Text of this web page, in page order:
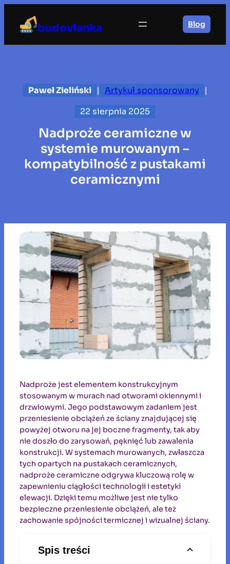
treści
budovlanka Blog
Paweł Zieliński | Artykuł sponsorowany
|
22 sierpnia 2025
Nadproże ceramiczne w
systemie murowanym –
kompatybilność z pustakami
ceramicznymi
Nadproże jest elementem konstrukcyjnym
stosowanym w murach nad otworami okiennymi i
drzwiowymi. Jego podstawowym zadaniem jest
przeniesienie obciążeń ze ściany znajdującej się
powyżej otworu na jej boczne fragmenty, tak aby
nie doszło do zarysowań, pęknięć lub zawalenia
konstrukcji. W systemach murowanych, zwłaszcza
tych opartych na pustakach ceramicznych,
nadproże ceramiczne odgrywa kluczową rolę w
zapewnieniu ciągłości technologii i estetyki
elewacji. Dzięki temu możliwe jest nie tylko
bezpieczne przeniesienie obciążeń, ale też
zachowanie spójności termicznej i wizualnej ściany.
Spis treści